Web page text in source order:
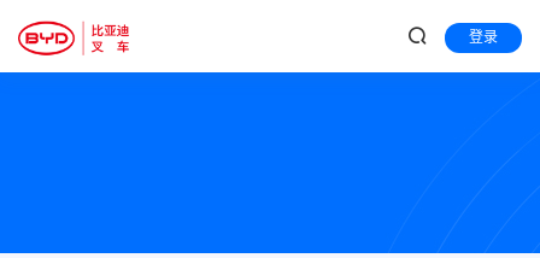
登录